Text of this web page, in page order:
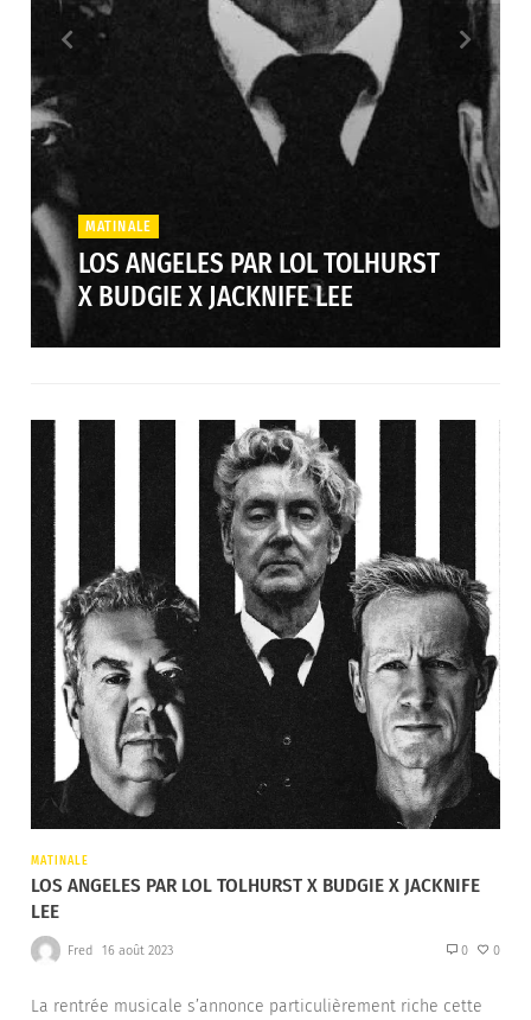
MATINALE
LOS ANGELES PAR LOL TOLHURST
X BUDGIE X JACKNIFE LEE
MATINALE
LOS ANGELES PAR LOL TOLHURST X BUDGIE X JACKNIFE
LEE
Fred 16 août 2023 0 0
La rentrée musicale s’annonce particulièrement riche cette